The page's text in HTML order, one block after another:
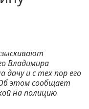
Владимира
дачу и с тех пор его
этом сообщает
на полицию